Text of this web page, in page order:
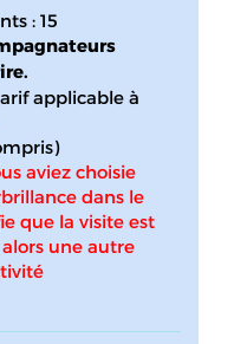
: 15
applicable à
aviez choisie
dans le
que la visite est
une autre